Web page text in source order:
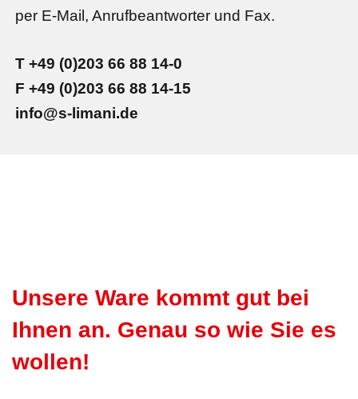
per E-Mail, Anrufbeantworter und Fax.
T +49 (0)203 66 88 14-0
F +49 (0)203 66 88 14-15
info@s-limani.de
Unsere Ware kommt gut bei
Ihnen an. Genau so wie Sie es
wollen!